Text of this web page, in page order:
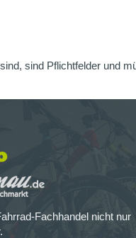
sind Pflichtfelder und
Fachhandel nicht nur